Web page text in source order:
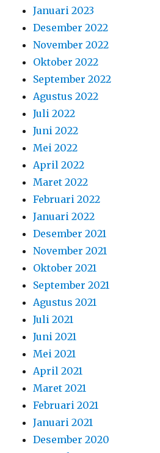
Januari 2023
Desember 2022
November 2022
Oktober 2022
September 2022
Agustus 2022
Juli 2022
Juni 2022
Mei 2022
April 2022
Maret 2022
Februari 2022
Januari 2022
Desember 2021
November 2021
Oktober 2021
September 2021
Agustus 2021
Juli 2021
Juni 2021
Mei 2021
April 2021
Maret 2021
Februari 2021
Januari 2021
Desember 2020